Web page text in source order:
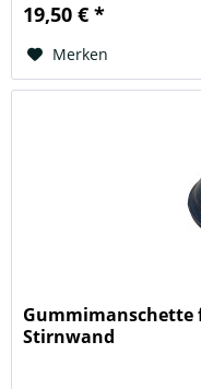
19,50 € *
Merken
Gummimanschette
Stirnwand